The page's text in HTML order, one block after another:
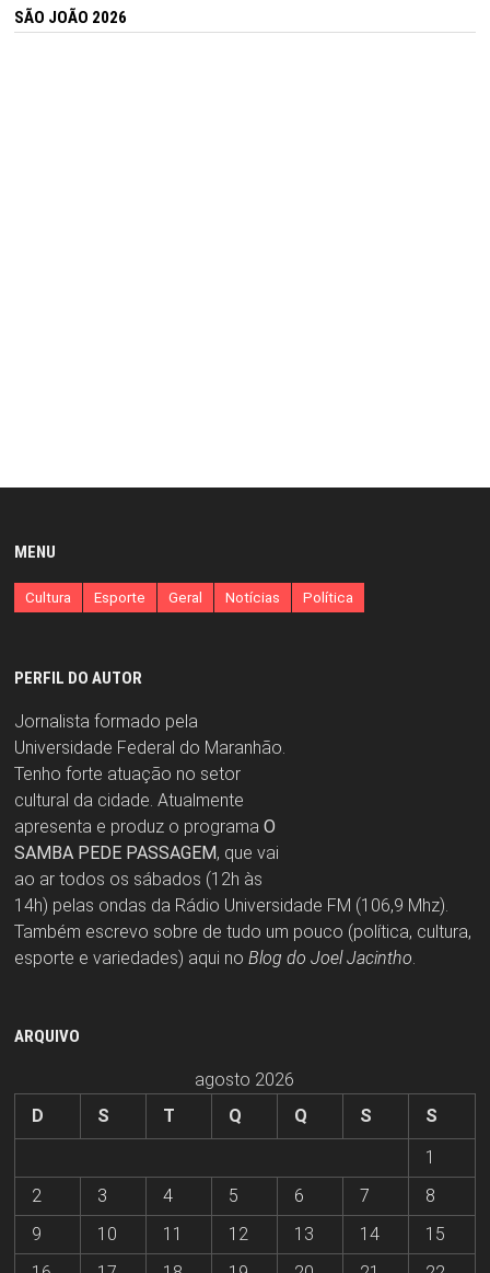
SÃO JOÃO 2026
MENU
Cultura Esporte Geral Notícias Política
PERFIL DO AUTOR
Jornalista formado pela
Universidade Federal do Maranhão.
Tenho forte atuação no setor
cultural da cidade. Atualmente
apresenta e produz o programa O
SAMBA PEDE PASSAGEM, que vai
ao ar todos os sábados (12h às
14h) pelas ondas da Rádio Universidade FM (106,9 Mhz).
Também escrevo sobre de tudo um pouco (política, cultura,
esporte e variedades) aqui no Blog do Joel Jacintho
ARQUIVO
agosto 2026
D
S T Q Q S
S
1
2
3 4 5 6 7
8
9
10 11 12 13 14
15